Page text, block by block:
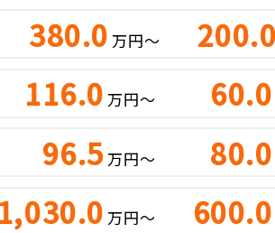
380.0 万円～ 200.0
116.0 万円～ 60.0
96.5 万円～ 80.0
1,030.0 万円～ 600.0